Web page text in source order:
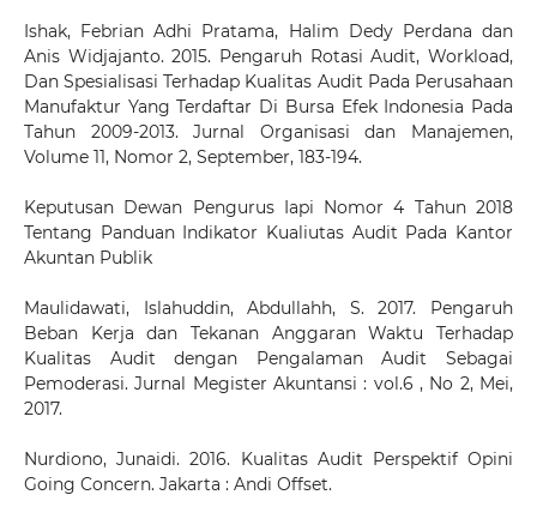
Ishak, Febrian Adhi Pratama, Halim Dedy Perdana dan
Anis Widjajanto. 2015. Pengaruh Rotasi Audit, Workload,
Dan Spesialisasi Terhadap Kualitas Audit Pada Perusahaan
Manufaktur Yang Terdaftar Di Bursa Efek Indonesia Pada
Tahun 2009-2013. Jurnal Organisasi dan Manajemen,
Volume 11, Nomor 2, September, 183-194.
Keputusan Dewan Pengurus Iapi Nomor 4 Tahun 2018
Tentang Panduan Indikator Kualiutas Audit Pada Kantor
Akuntan Publik
Maulidawati, Islahuddin, Abdullahh, S. 2017. Pengaruh
Beban Kerja dan Tekanan Anggaran Waktu Terhadap
Kualitas Audit dengan Pengalaman Audit Sebagai
Pemoderasi. Jurnal Megister Akuntansi : vol.6 , No 2, Mei,
2017.
Nurdiono, Junaidi. 2016. Kualitas Audit Perspektif Opini
Going Concern. Jakarta : Andi Offset.